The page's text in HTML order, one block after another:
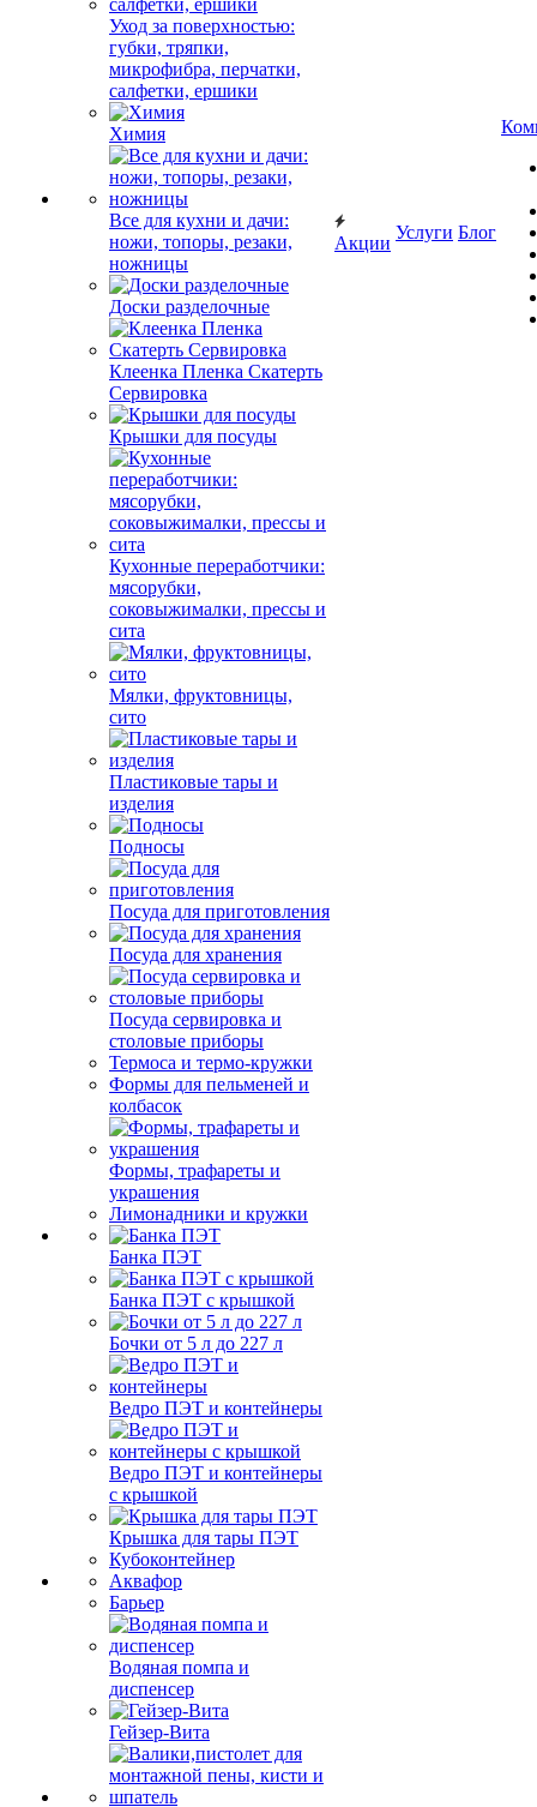
Уход за поверхностью:
губки, тряпки,
микрофибра, перчатки,
салфетки, ершики
Химия
Все для кухни и дачи:
ножи, топоры, резаки,
ножницы
Доски разделочные
Клеенка Пленка Скатерть
Сервировка
Крышки для посуды
Кухонные переработчики:
мясорубки,
соковыжималки, прессы и
сита
Мялки, фруктовницы,
сито
Пластиковые тары и
изделия
Подносы
Посуда для приготовления
Посуда для хранения
Посуда сервировка и
столовые приборы
Термоса и термо-кружки
Формы для пельменей и
колбасок
Формы, трафареты и
украшения
Лимонадники и кружки
Банка ПЭТ
Банка ПЭТ с крышкой
Бочки от 5 л до 227 л
Ведро ПЭТ и контейнеры
Ведро ПЭТ и контейнеры
с крышкой
Крышка для тары ПЭТ
Кубоконтейнер
Аквафор
Барьер
Водяная помпа и
диспенсер
Гейзер-Вита
Акции
Услуги Блог